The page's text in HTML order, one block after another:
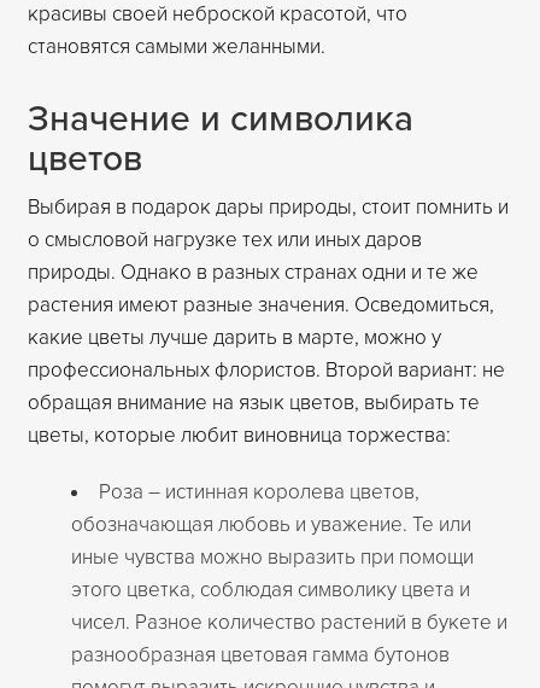
красивы своей неброской красотой, что
становятся самыми желанными.
Значение и символика
цветов
Выбирая в подарок дары природы, стоит помнить и
о смысловой нагрузке тех или иных даров
природы. Однако в разных странах одни и те же
растения имеют разные значения. Осведомиться,
какие цветы лучше дарить в марте, можно у
профессиональных флористов. Второй вариант: не
обращая внимание на язык цветов, выбирать те
цветы, которые любит виновница торжества:
Роза – истинная королева цветов,
обозначающая любовь и уважение. Те или
иные чувства можно выразить при помощи
этого цветка, соблюдая символику цвета и
чисел. Разное количество растений в букете и
разнообразная цветовая гамма бутонов